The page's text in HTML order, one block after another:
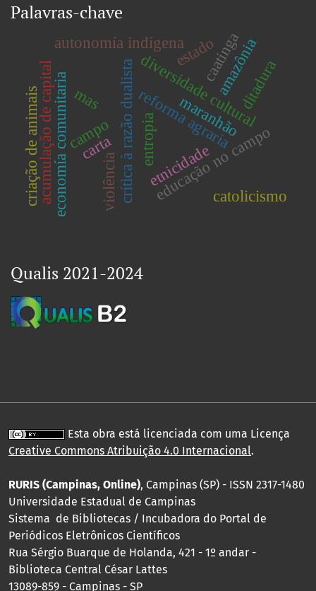
Palavras-chave
educação no campo
crítica à razão dualistadiversidade cultural
carta
mas reforma agraria
autonomía indígena
economía comunitaria etnicidade
acumulação de capital amazônia
entropia
catolicismo
criação de animais maranhão
campo
violência
ditadura
caatinga
estado
Qualis 2021-2024
Esta obra está licenciada com uma Licença
Creative Commons Atribuição 4.0 Internacional.
RURIS (Campinas, Online), Campinas (SP) - ISSN 2317-1480
Universidade Estadual de Campinas
Sistema de Bibliotecas / Incubadora do Portal de
Periódicos Eletrônicos Científicos
Rua Sérgio Buarque de Holanda, 421 - 1º andar -
Biblioteca Central César Lattes
13089-859 - Campinas - SP